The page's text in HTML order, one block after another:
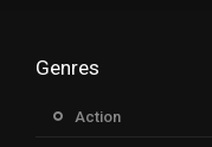
Genres
Action